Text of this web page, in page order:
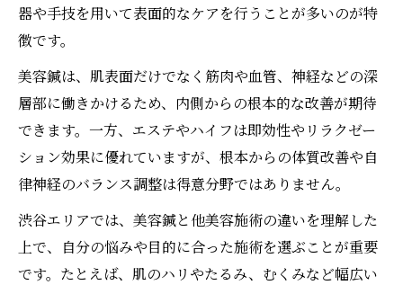
器や手技を用いて表面的なケアを行うことが多いのが特
徴です。
美容鍼は、肌表面だけでなく筋肉や血管、神経などの深
層部に働きかけるため、内側からの根本的な改善が期待
できます。一方、エステやハイフは即効性やリラクゼー
ション効果に優れていますが、根本からの体質改善や自
律神経のバランス調整は得意分野ではありません。
渋谷エリアでは、美容鍼と他美容施術の違いを理解した
上で、自分の悩みや目的に合った施術を選ぶことが重要
です。たとえば、肌のハリやたるみ、むくみなど幅広い